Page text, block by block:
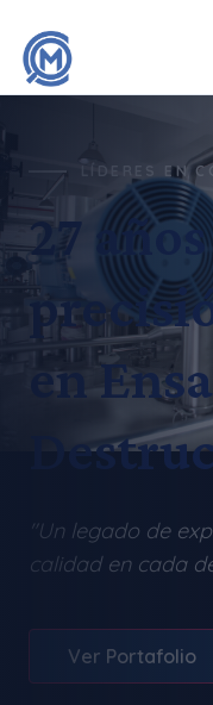
LÍDERES EN
27
en
"Un legado de
calidad en cada
Ver Portafolio